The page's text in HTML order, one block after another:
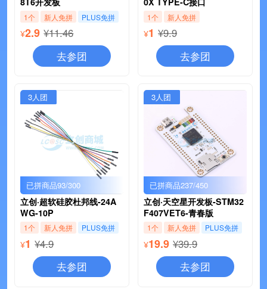
1个 新人免拼 PLUS免拼
¥2.9 ¥11.46
去参团
1个 新人免拼
¥1 ¥9.9
去参团
3人团
已拼商品93/300
立创·超软硅胶杜邦线-24A
WG-10P
1个 新人免拼 PLUS免拼
¥1 ¥4.9
去参团
3人团
已拼商品237/450
立创·天空星开发板-STM32
F407VET6-青春版
1个 新人免拼 PLUS免拼
¥19.9 ¥39.9
去参团